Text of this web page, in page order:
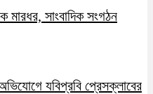
মারধর, সাংবাদিক সংগঠন
অভিযোগে যবিপ্রবি প্রেসক্লাবের